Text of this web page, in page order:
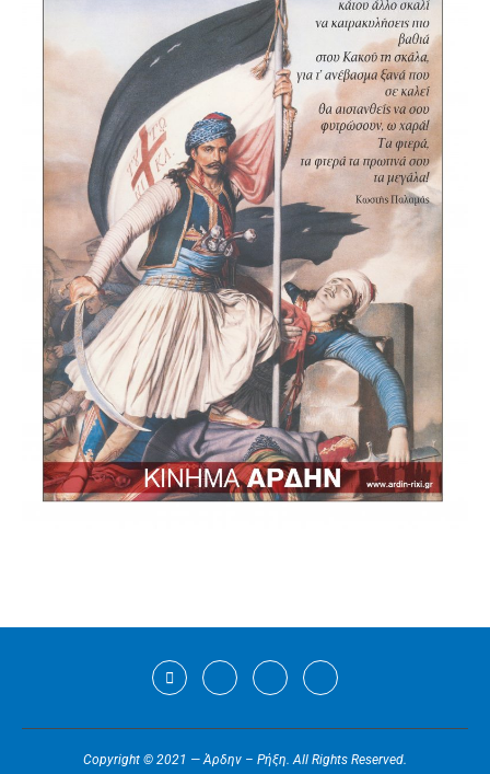
Copyright © 2021 — Άρδην – Ρήξη. All Rights Reserved.